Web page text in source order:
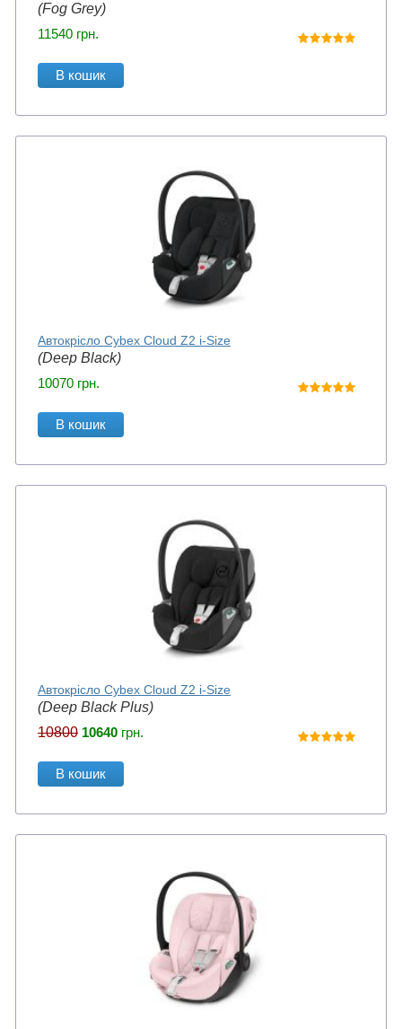
(Fog Grey)
11540 грн.
В кошик
Автокрісло Cybex Cloud Z2 i-Size
(Deep Black)
10070 грн.
В кошик
Автокрісло Cybex Cloud Z2 i-Size
(Deep Black Plus)
10800 10640 грн.
В кошик